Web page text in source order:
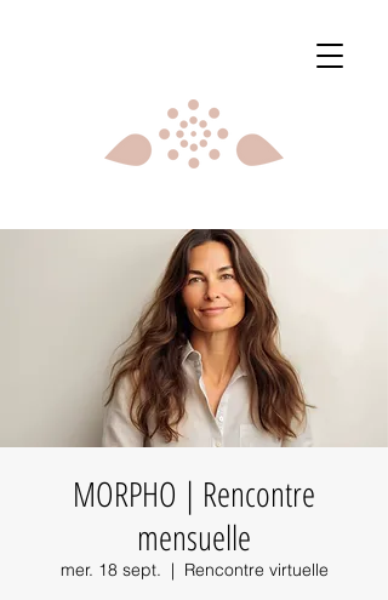
MORPHO | Rencontre
mensuelle
mer. 18 sept.
  |
Rencontre virtuelle